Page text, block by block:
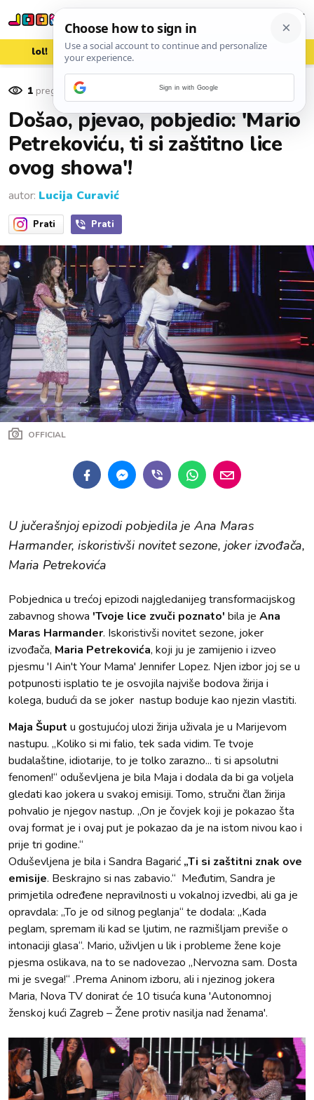
lol! aww vrh! woot?!
1 pregleda
Došao, pjevao, pobjedio: 'Mario
Petrekoviću, ti si zaštitno lice
ovog showa'!
autor: Lucija Curavić
Prati Prati
OFFICIAL
U jučerašnjoj epizodi pobjedila je Ana Maras
Harmander, iskoristivši novitet sezone, joker izvođača,
Maria Petrekovića
Pobjednica u trećoj epizodi najgledanijeg transformacijskog
zabavnog showa 'Tvoje lice zvuči poznato' bila je Ana
Maras Harmander. Iskoristivši novitet sezone, joker
izvođača, Maria Petrekovića, koji ju je zamijenio i izveo
pjesmu 'I Ain't Your Mama' Jennifer Lopez. Njen izbor joj se u
potpunosti isplatio te je osvojila najviše bodova žirija i
kolega, budući da se joker nastup boduje kao njezin vlastiti.
Maja Šuput u gostujućoj ulozi žirija uživala je u Marijevom
nastupu. „Koliko si mi falio, tek sada vidim. Te tvoje
budalaštine, idiotarije, to je tolko zarazno... ti si apsolutni
fenomen!“ oduševljena je bila Maja i dodala da bi ga voljela
gledati kao jokera u svakoj emisiji. Tomo, stručni član žirija
pohvalio je njegov nastup. „On je čovjek koji je pokazao šta
ovaj format je i ovaj put je pokazao da je na istom nivou kao i
prije tri godine.“
Oduševljena je bila i Sandra Bagarić „Ti si zaštitni znak ove
emisije. Beskrajno si nas zabavio.“ Međutim, Sandra je
primjetila određene nepravilnosti u vokalnoj izvedbi, ali ga je
opravdala: „To je od silnog peglanja“ te dodala: „Kada
peglam, spremam ili kad se ljutim, ne razmišljam previše o
intonaciji glasa“. Mario, uživljen u lik i probleme žene koje
pjesma oslikava, na to se nadovezao „Nervozna sam. Dosta
mi je svega!“ .Prema Aninom izboru, ali i njezinog jokera
Maria, Nova TV donirat će 10 tisuća kuna 'Autonomnoj
ženskoj kući Zagreb – Žene protiv nasilja nad ženama'.
Sign in with Google